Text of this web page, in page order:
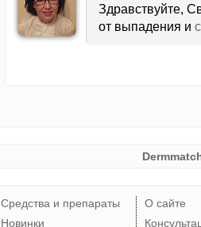
Здравствуйте,
от выпадения и
Средства и препараты
Новинки
О сайте